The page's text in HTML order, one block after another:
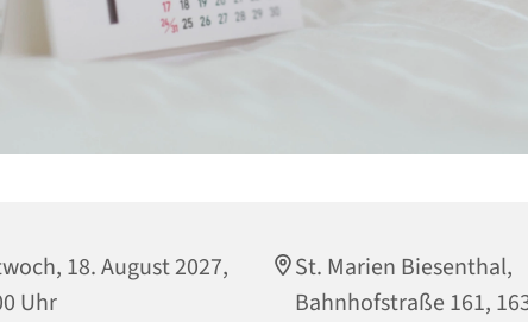
18. August 2027,
Uhr
St. Marien Biesenthal,
Bahnhofstraße 161,